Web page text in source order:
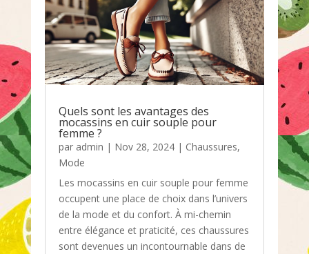
Quels sont les avantages des
mocassins en cuir souple pour
femme ?
par admin | Nov 28, 2024| Chaussures,
Mode
Les mocassins en cuir souple pour femme
occupent une place de choix dans l’univers
de la mode et du confort. À mi-chemin
entre élégance et praticité, ces chaussures
sont devenues un incontournable dans de